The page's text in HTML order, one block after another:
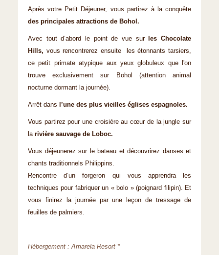
Après votre Petit Déjeuner, vous partirez à la conquête
des principales attractions de Bohol.
Avec tout d’abord le point de vue sur
les Chocolate
Hills, vous rencontrerez ensuite les étonnants tarsiers,
ce petit primate atypique aux yeux globuleux que l'on
trouve exclusivement sur Bohol (attention animal
nocturne dormant la journée).
Arrêt dans l’une des plus vieilles églises espagnoles.
Vous partirez pour une croisière au cœur de la jungle sur
larivière sauvage de Loboc.
Vous déjeunerez sur le bateau et découvrirez danses et
chants traditionnels Philippins.
Rencontre d’un forgeron qui vous apprendra les
techniques pour fabriquer un « bolo » (poignard filipin). Et
vous finirez la journée par une leçon de tressage de
feuilles de palmiers.
Hébergement : Amarela Resort *